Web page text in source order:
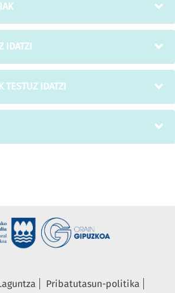
IDATZI
TESTUZ IDATZI
Pribatutasun-politika